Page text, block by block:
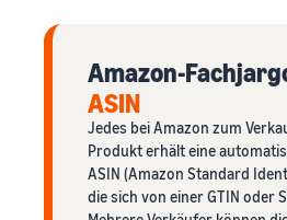
Amazon-
ASIN
Jedes bei Amazon zum
Produkt erhält eine
ASIN (Amazon Standard
die sich von einer GTIN oder